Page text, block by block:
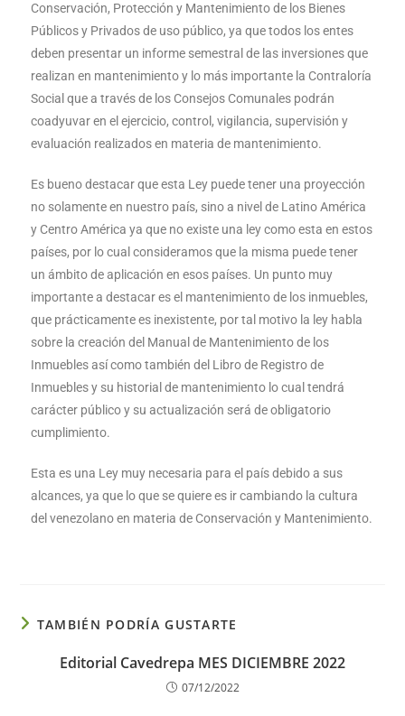
Conservación, Protección y Mantenimiento de los Bienes
Públicos y Privados de uso público, ya que todos los entes
deben presentar un informe semestral de las inversiones que
realizan en mantenimiento y lo más importante la Contraloría
Social que a través de los Consejos Comunales podrán
coadyuvar en el ejercicio, control, vigilancia, supervisión y
evaluación realizados en materia de mantenimiento.
Es bueno destacar que esta Ley puede tener una proyección
no solamente en nuestro país, sino a nivel de Latino América
y Centro América ya que no existe una ley como esta en estos
países, por lo cual consideramos que la misma puede tener
un ámbito de aplicación en esos países. Un punto muy
importante a destacar es el mantenimiento de los inmuebles,
que prácticamente es inexistente, por tal motivo la ley habla
sobre la creación del Manual de Mantenimiento de los
Inmuebles así como también del Libro de Registro de
Inmuebles y su historial de mantenimiento lo cual tendrá
carácter público y su actualización será de obligatorio
cumplimiento.
Esta es una Ley muy necesaria para el país debido a sus
alcances, ya que lo que se quiere es ir cambiando la cultura
del venezolano en materia de Conservación y Mantenimiento.
TAMBIÉN PODRÍA GUSTARTE
Editorial Cavedrepa MES DICIEMBRE 2022
07/12/2022